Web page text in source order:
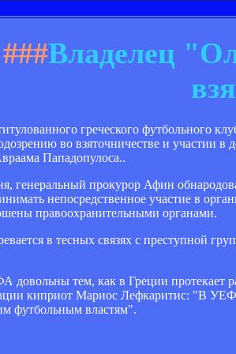
###Владелец
греческого футбольного
во взяточничестве и участии
Пападопулоса..
генеральный прокурор Афин
непосредственное участие в
правоохранительными органами.
в тесных связях с преступной
тем, как в Греции протекает
киприот Мариос Лефкаритис: "В
футбольным властям".